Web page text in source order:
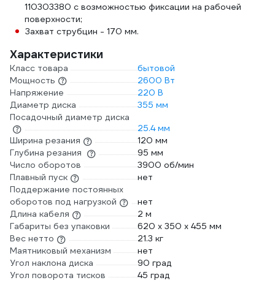
110303380 с возможностью фиксации на рабочей
поверхности;
Захват струбцин - 170 мм.
Характеристики
Класс товара
бытовой
Мощность
2600 Вт
Напряжение
220 В
Диаметр диска
355 мм
Посадочный диаметр диска
25.4 мм
Ширина резания
120 мм
Глубина резания
95 мм
Число оборотов
3900 об/мин
Плавный пуск
нет
Поддержание постоянных
оборотов под нагрузкой
нет
Длина кабеля
2 м
Габариты без упаковки
620 x 350 x 455 мм
Вес нетто
21.3 кг
Маятниковый механизм
нет
Угол наклона диска
90 град
Угол поворота тисков
45 град